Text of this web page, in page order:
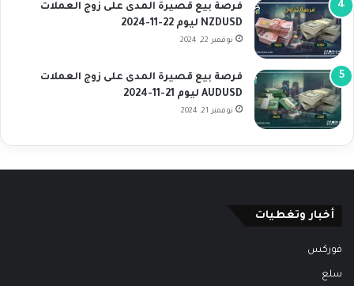
فرصة بيع قصيرة المدى على زوج العملات
NZDUSD ليوم 22-11-2024
نوفمبر 22, 2024
فرصة بيع قصيرة المدى على زوج العملات
AUDUSD ليوم 21-11-2024
نوفمبر 21, 2024
أخبار وتغطيات
فوركس
سلع